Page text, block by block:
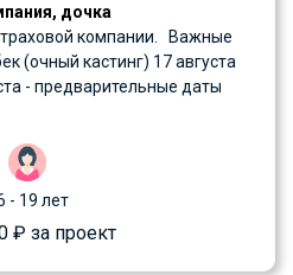
дочка
компании. Важные
(очный кастинг) 17 августа
- предварительные даты
- 19 лет
₽ за проект